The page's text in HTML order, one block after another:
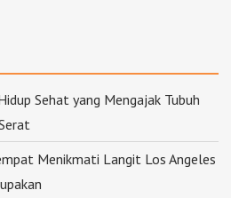
Sehat yang Mengajak Tubuh
Menikmati Langit Los Angeles